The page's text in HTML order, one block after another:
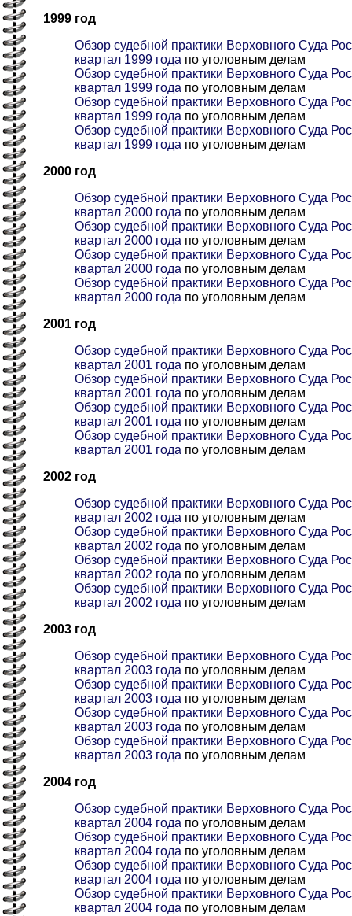
1999 год
Обзор судебной практики Верховного Суда
квартал 1999 года по уголовным делам
Обзор судебной практики Верховного Суда
квартал 1999 года по уголовным делам
Обзор судебной практики Верховного Суда
квартал 1999 года по уголовным делам
Обзор судебной практики Верховного Суда
квартал 1999 года по уголовным делам
2000 год
Обзор судебной практики Верховного Суда
квартал 2000 года по уголовным делам
Обзор судебной практики Верховного Суда
квартал 2000 года по уголовным делам
Обзор судебной практики Верховного Суда
квартал 2000 года по уголовным делам
Обзор судебной практики Верховного Суда
квартал 2000 года по уголовным делам
2001 год
Обзор судебной практики Верховного Суда
квартал 2001 года по уголовным делам
Обзор судебной практики Верховного Суда
квартал 2001 года по уголовным делам
Обзор судебной практики Верховного Суда
квартал 2001 года по уголовным делам
Обзор судебной практики Верховного Суда
квартал 2001 года по уголовным делам
2002 год
Обзор судебной практики Верховного Суда
квартал 2002 года по уголовным делам
Обзор судебной практики Верховного Суда
квартал 2002 года по уголовным делам
Обзор судебной практики Верховного Суда
квартал 2002 года по уголовным делам
Обзор судебной практики Верховного Суда
квартал 2002 года по уголовным делам
2003 год
Обзор судебной практики Верховного Суда
квартал 2003 года по уголовным делам
Обзор судебной практики Верховного Суда
квартал 2003 года по уголовным делам
Обзор судебной практики Верховного Суда
квартал 2003 года по уголовным делам
Обзор судебной практики Верховного Суда
квартал 2003 года по уголовным делам
2004 год
Обзор судебной практики Верховного Суда
квартал 2004 года по уголовным делам
Обзор судебной практики Верховного Суда
квартал 2004 года по уголовным делам
Обзор судебной практики Верховного Суда
квартал 2004 года по уголовным делам
Обзор судебной практики Верховного Суда
квартал 2004 года по уголовным делам